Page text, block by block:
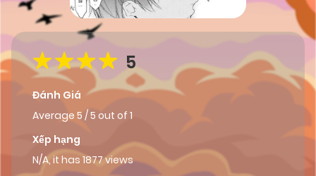
5
Đánh Giá
Average 5 /5 out of 1
Xếp hạng
N/A, it has 1877 views